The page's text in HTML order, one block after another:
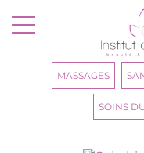
MASSAGES
SOINS